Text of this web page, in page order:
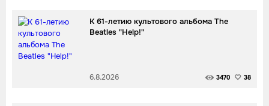
К 61-летию культового альбома The
Beatles "Help!"
6.8.2026 3470 38